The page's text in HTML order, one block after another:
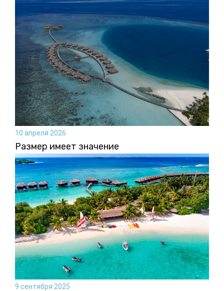
10 апреля 2026
Размер имеет значение
9 сентября 2025